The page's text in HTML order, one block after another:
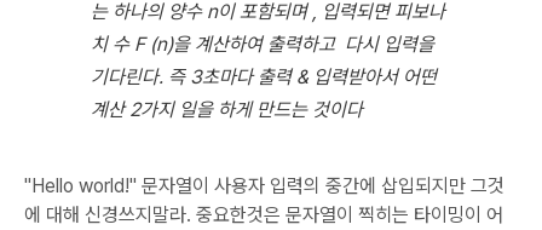
는 하나의 양수 n이 포함되며,
입력되면 피보나
치 수 F (n)을 계산하여 출력하고 다시입력을
기다린다. 즉 3초마다 출력 & 입력받아서 어떤
계산 2가지 일을 하게 만드는 것이다
"Hello world!" 문자열이 사용자 입력의 중간에 삽입되지만 그것
에 대해 신경쓰지말라. 중요한것은 문자열이 찍히는 타이밍이 어